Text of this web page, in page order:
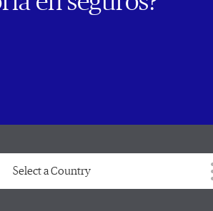
Select a Country